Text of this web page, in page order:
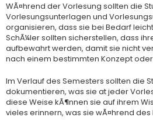
WÃ¤hrend der Vorlesung sollten die
Vorlesungsunterlagen und
organisieren, dass sie bei Bedarf
SchÃ¼ler sollten sicherstellen, dass
aufbewahrt werden, damit sie nicht
nach einem bestimmten Konzept
Im Verlauf des Semesters sollten die
dokumentieren, was sie at jeder
diese Weise kÃ¶nnen sie auf ihrem
vieles erinnern, was sie wÃ¤hrend